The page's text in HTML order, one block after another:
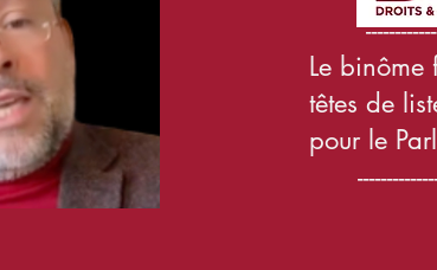
Le binôme
têtes de
pour le